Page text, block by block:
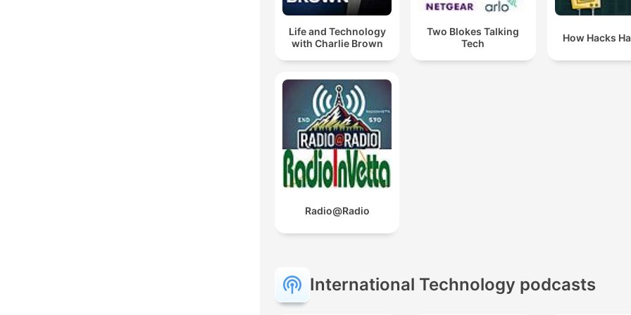
Life and Technology
with Charlie Brown
Two Blokes Talking
Tech
How Hacks
Radio@Radio
International Technology podcasts